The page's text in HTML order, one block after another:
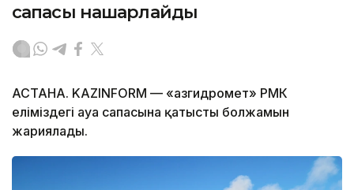
сапасы нашарлайды
АСТАНА. KAZINFORM — «Қазгидромет» РМК
еліміздегі ауа сапасына қатысты болжамын
жариялады.